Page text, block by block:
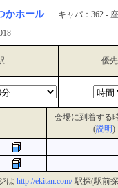
かホール キャパ：362 -
優先
会場に到着する
(説明)
は http://ekitan.com/駅探(駅前